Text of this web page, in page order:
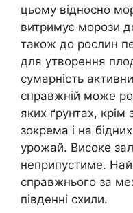
цьому відносно
витримує морози
також до рослин
для утворення
сумарність
справжній може
яких ґрунтах, крім
зокрема і на
урожай. Високе
неприпустиме.
справжнього за
південні схили.